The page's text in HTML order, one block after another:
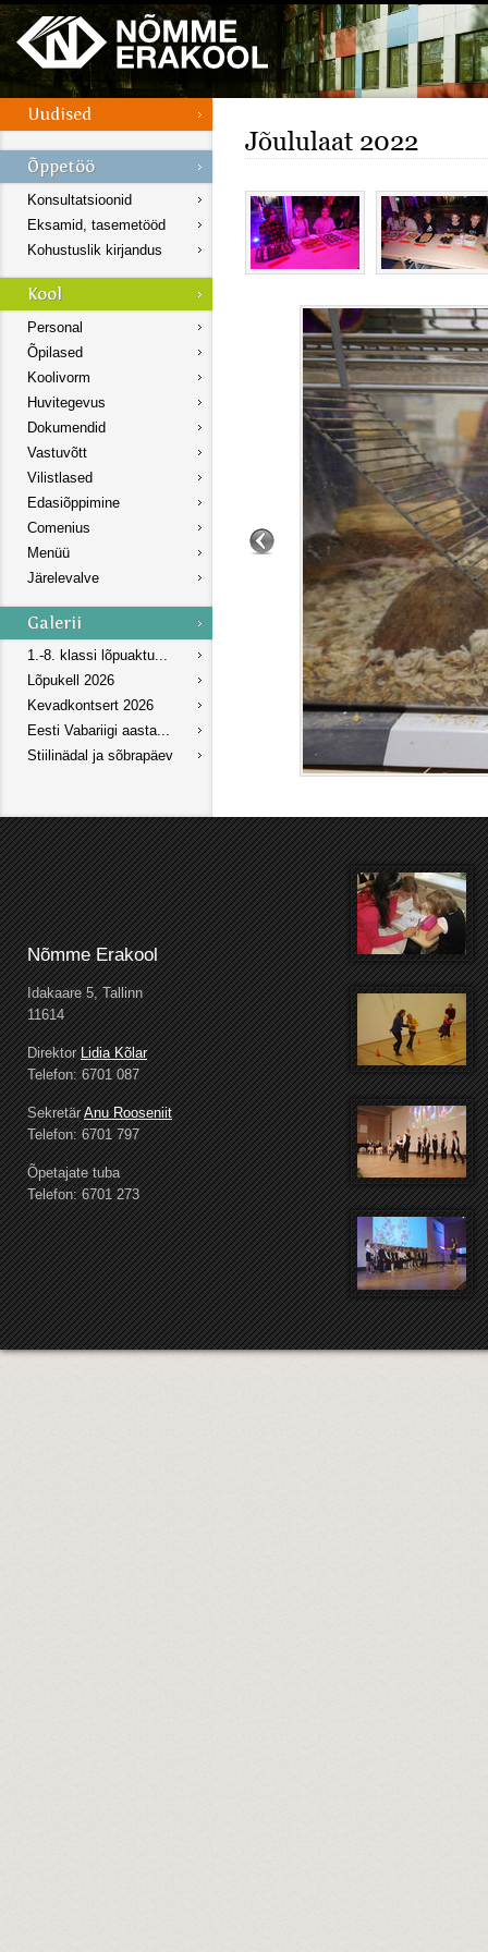
Konsultatsioonid
Eksamid, tasemetööd
Kohustuslik kirjandus
Personal
Õpilased
Koolivorm
Huvitegevus
Dokumendid
Vastuvõtt
Vilistlased
Edasiõppimine
Comenius
Menüü
Järelevalve
1.-8. klassi lõpuaktu...
Lõpukell 2026
Kevadkontsert 2026
Eesti Vabariigi aasta...
Stiilinädal ja sõbrapäev
Jõululaat 2022
Nõmme Erakool
Idakaare 5, Tallinn
11614
DirektorLidia Kõlar
Telefon: 6701 087
SekretärAnu Rooseniit
Telefon: 6701 797
Õpetajate tuba
Telefon: 6701 273